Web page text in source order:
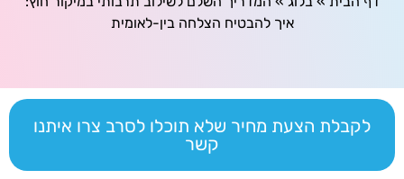
איך להבטיח הצלחה בין-לאומית
לקבלת הצעת מחיר שלא תוכלו לסרב צרו איתנו
קשר